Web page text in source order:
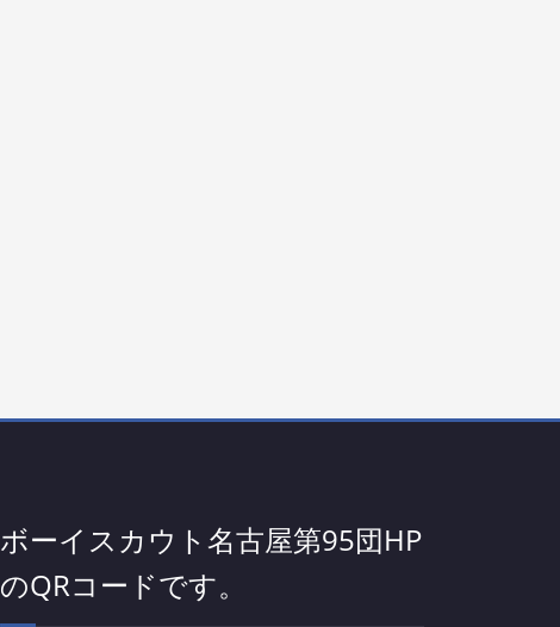
ボーイスカウト名古屋第95団HP
のQRコードです。